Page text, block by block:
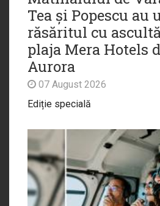
Tea și Popescu au
răsăritul cu
plaja Mera Hotels
Aurora
07 August 2026
Ediție specială